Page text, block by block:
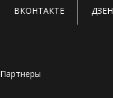
ВКОНТАКТЕ ДЗЕН
Партнеры